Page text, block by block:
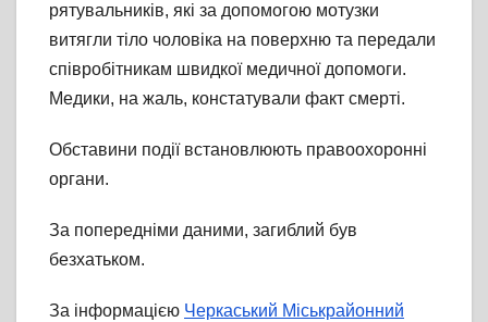
рятувальників, які за допомогою мотузки
витягли тіло чоловіка на поверхню та передали
співробітникам швидкої медичної допомоги.
Медики, на жаль, констатували факт смерті.
Обставини події встановлюють правоохоронні
органи.
За попередніми даними, загиблий був
безхатьком.
За інформацією Черкаський Міськрайонний